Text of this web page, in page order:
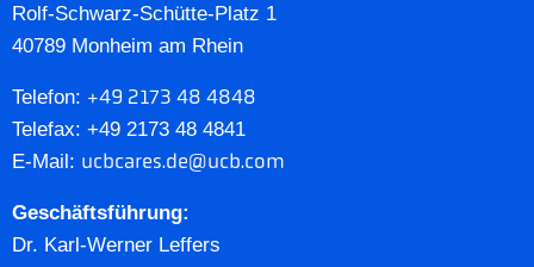
Rolf-Schwarz-Schütte-Platz 1
40789 Monheim am Rhein
Telefon: +49 2173 48 4848
Telefax: +49 2173 48 4841
E-Mail: ucbcares.de@ucb.com
Geschäftsführung:
Dr. Karl-Werner Leffers